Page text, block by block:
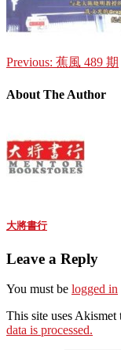
Previous: 蕉風 489 期
About The Author
大將書行
Leave a Reply
You must be logged in
This site uses Akismet
data is processed.